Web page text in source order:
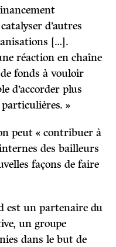
d’autres
[…].
réaction en chaîne
fonds à vouloir
d’accorder plus
particulières. »
peut « contribuer à
des bailleurs
façons de faire
est un partenaire du
un groupe
dans le but de